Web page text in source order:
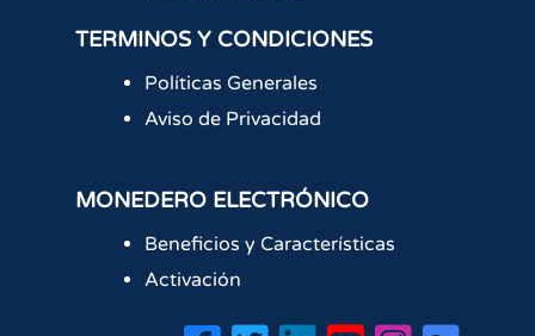
TERMINOS Y CONDICIONES
Políticas Generales
Aviso de Privacidad
MONEDERO ELECTRÓNICO
Beneficios y Características
Activación